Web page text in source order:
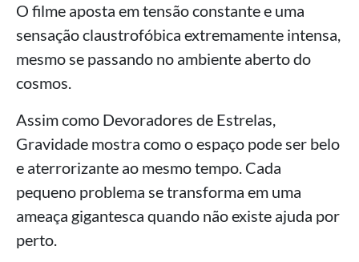
O filme aposta em tensão constante e uma
sensação claustrofóbica extremamente intensa,
mesmo se passando no ambiente aberto do
cosmos.
Assim como Devoradores de Estrelas,
Gravidade mostra como o espaço pode ser belo
e aterrorizante ao mesmo tempo. Cada
pequeno problema se transforma em uma
ameaça gigantesca quando não existe ajuda por
perto.